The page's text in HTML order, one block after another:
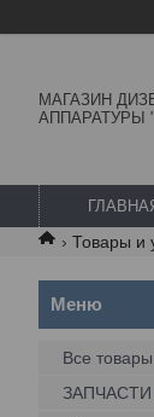
МАГАЗИН
АППАРАТУРЫ
Товары и
Все товары